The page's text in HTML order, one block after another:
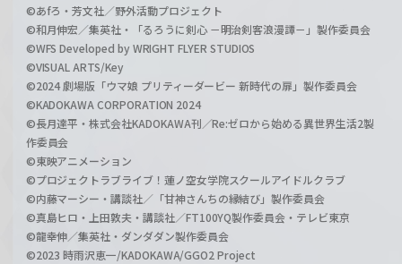
©あfろ・芳文社／野外活動プロジェクト
©和月伸宏／集英社・「るろうに剣心 －明治剣客浪漫譚－」製作委員会
©WFS Developed by WRIGHT FLYER STUDIOS
©VISUAL ARTS/Key
©2024 劇場版「ウマ娘 プリティーダービー 新時代の扉」製作委員会
©KADOKAWA CORPORATION 2024
©長月達平・株式会社KADOKAWA刊／Re:ゼロから始める異世界生活2製
作委員会
©東映アニメーション
©プロジェクトラブライブ！蓮ノ空女学院スクールアイドルクラブ
©内藤マーシー・講談社／「甘神さんちの縁結び」製作委員会
©真島ヒロ・上田敦夫・講談社／FT100YQ製作委員会・テレビ東京
©龍幸伸／集英社・ダンダダン製作委員会
©2023 時雨沢恵一/KADOKAWA/GGO2 Project